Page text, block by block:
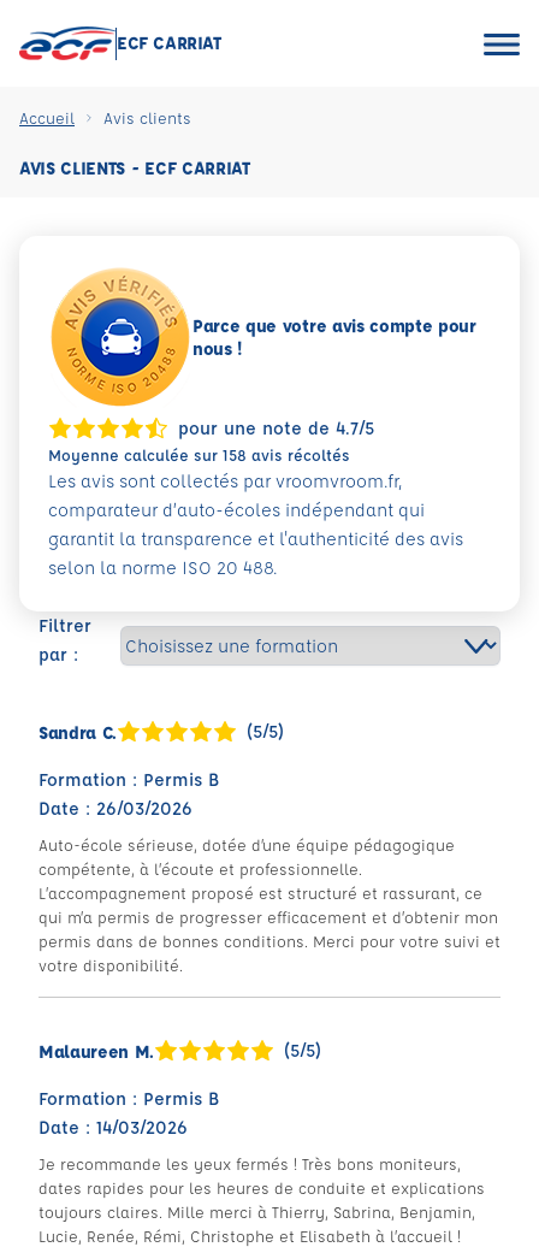
ECF CARRIAT
Accueil Avis clients
AVIS CLIENTS - ECF CARRIAT
Filtrer
par :
Sandra C. (5/5)
Formation : Permis B
Date : 26/03/2026
Auto-école sérieuse, dotée d’une équipe pédagogique
compétente, à l’écoute et professionnelle.
L’accompagnement proposé est structuré et rassurant, ce
qui m’a permis de progresser efficacement et d’obtenir mon
permis dans de bonnes conditions. Merci pour votre suivi et
votre disponibilité.
Malaureen M. (5/5)
Formation : Permis B
Date : 14/03/2026
Je recommande les yeux fermés ! Très bons moniteurs,
dates rapides pour les heures de conduite et explications
toujours claires. Mille merci à Thierry, Sabrina, Benjamin,
Lucie, Renée, Rémi, Christophe et Elisabeth à l’accueil !
Parce que votre avis compte pour
nous !
pour une note de 4.7/5
Moyenne calculée sur 158 avis récoltés
Les avis sont collectés par vroomvroom.fr,
comparateur d’auto-écoles indépendant qui
garantit la transparence et l'authenticité des avis
selon la norme ISO 20 488.